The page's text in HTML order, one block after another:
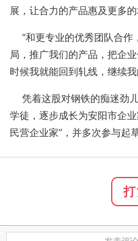
展，让合力的产品惠及更多
“和更专业的优秀团队合作
局，推广我们的产品，把企
时候我就能回到轧线，继续我
凭着这股对钢铁的痴迷劲
学徒，逐步成长为安阳市企
民营企业家”，并多次参与起